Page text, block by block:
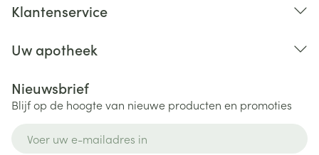
Klantenservice
Uw apotheek
Nieuwsbrief
Blijf op de hoogte van nieuwe producten en promoties